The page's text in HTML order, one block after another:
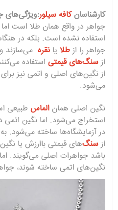
کارشناسانکافه سیلور:ویژگی‌های
جواهر در واقع همان طلا است
استفاده نشده است. بلکه در
جواهر را از طلا یا نقره می‌سازند
از سنگ‌های قیمتی استفاده
از نگین‌های اصلی و اتمی نیز
می‌شود.
نگین اصلی همان الماس طبیعی
استخراج می‌شود. اما نگین
در آزمایشگاه‌ها ساخته می‌شود.
از سنگ‌های قیمتی باارزش یا
باشد جواهرات اصلی می‌گویند.
نگین‌های اتمی ساخته شوند،